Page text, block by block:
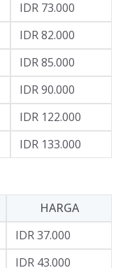
IDR 73.000
IDR 82.000
IDR 85.000
IDR 90.000
IDR 122.000
IDR 133.000
HARGA
IDR 37.000
IDR 43.000